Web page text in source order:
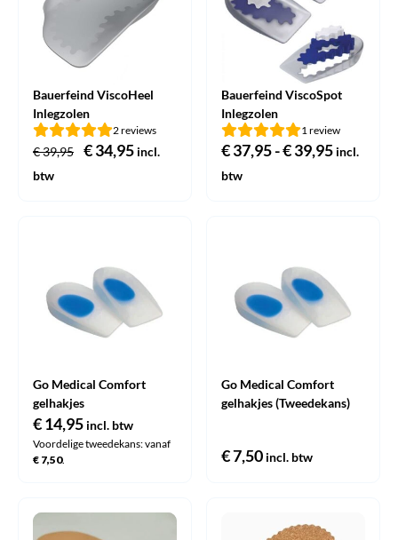
Bauerfeind ViscoHeel
Inlegzolen
2 reviews
€39,95
Oorspronkelijke
€34,95Huidige
incl.
btw
Bauerfeind ViscoSpot
Inlegzolen
1 review
€37,95-€39,95 incl.
btw
Go Medical Comfort
gelhakjes
€14,95 incl. btw
Voordelige tweedekans: vanaf
€ 7,50.
Go Medical Comfort
gelhakjes (Tweedekans)
€7,50 incl. btw